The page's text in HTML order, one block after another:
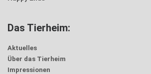
Das Tierheim:
Aktuelles
Über das Tierheim
Impressionen